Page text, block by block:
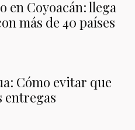
en Coyoacán: llega
más de 40 países
Cómo evitar que
entregas